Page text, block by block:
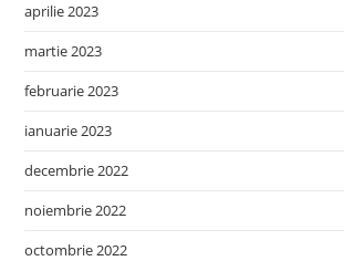
aprilie 2023
martie 2023
februarie 2023
ianuarie 2023
decembrie 2022
noiembrie 2022
octombrie 2022